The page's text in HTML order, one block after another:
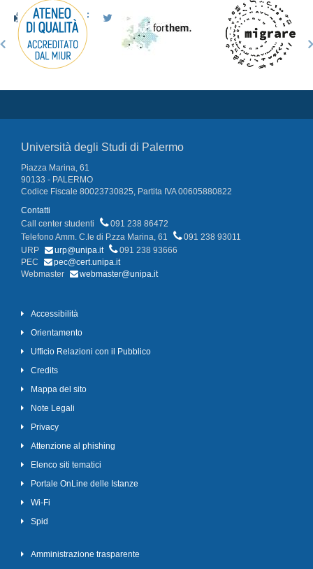
Università degli Studi di Palermo
Piazza Marina, 61
90133 - PALERMO
Codice Fiscale 80023730825, Partita IVA 00605880822
Contatti
Call center studenti
091 238 86472
Telefono Amm. C.le di P.zza Marina, 61
091 238 93011
URP
urp@unipa.it
091 238 93666
PEC
pec@cert.unipa.it
Webmaster
webmaster@unipa.it
Accessibilità
Orientamento
Ufficio Relazioni con il Pubblico
Credits
Mappa del sito
Note Legali
Privacy
Attenzione al phishing
Elenco siti tematici
Portale OnLine delle Istanze
Wi-Fi
Spid
Amministrazione trasparente